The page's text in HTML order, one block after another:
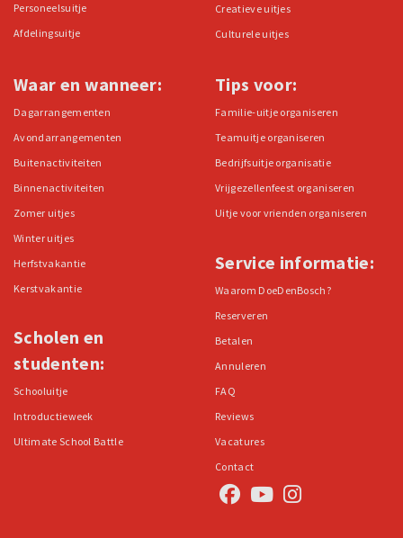
Personeelsuitje
Afdelingsuitje
Creatieve uitjes
Culturele uitjes
Waar en wanneer:
Dagarrangementen
Avondarrangementen
Buitenactiviteiten
Binnenactiviteiten
Zomer uitjes
Winter uitjes
Herfstvakantie
Kerstvakantie
Scholen en
studenten:
Schooluitje
Introductieweek
Ultimate School Battle
Tips voor:
Familie-uitje organiseren
Teamuitje organiseren
Bedrijfsuitje organisatie
Vrijgezellenfeest organiseren
Uitje voor vrienden organiseren
Service informatie:
Waarom DoeDenBosch?
Reserveren
Betalen
Annuleren
FAQ
Reviews
Vacatures
Contact